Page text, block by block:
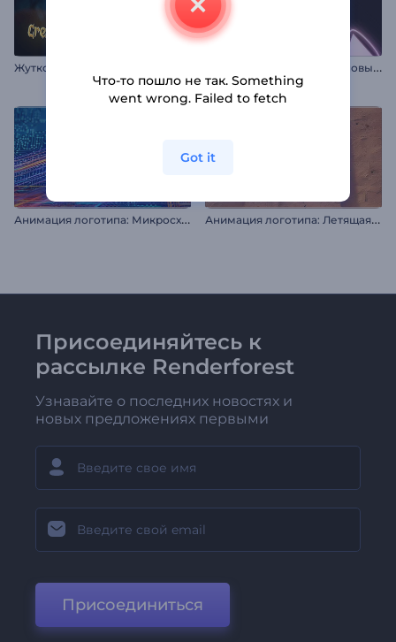
И
нтро: Динамичные неоновые фигуры
А
нимация логотипа: Микросхема А
нимация логотипа: Летящая пуля
Присоединяйтесь к
рассылке Renderforest
Узнавайте о последних новостях и
новых предложениях первыми
Присоединиться
Что-то пошло не так. Something
went wrong. Failed to fetch
Got it